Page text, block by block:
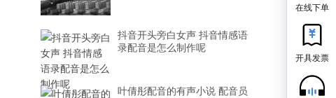
抖音开头旁白女声 抖音情感语
录配音是怎么制作呢
叶倩彤配音的有声小说 配音员
在线下单
开具发票